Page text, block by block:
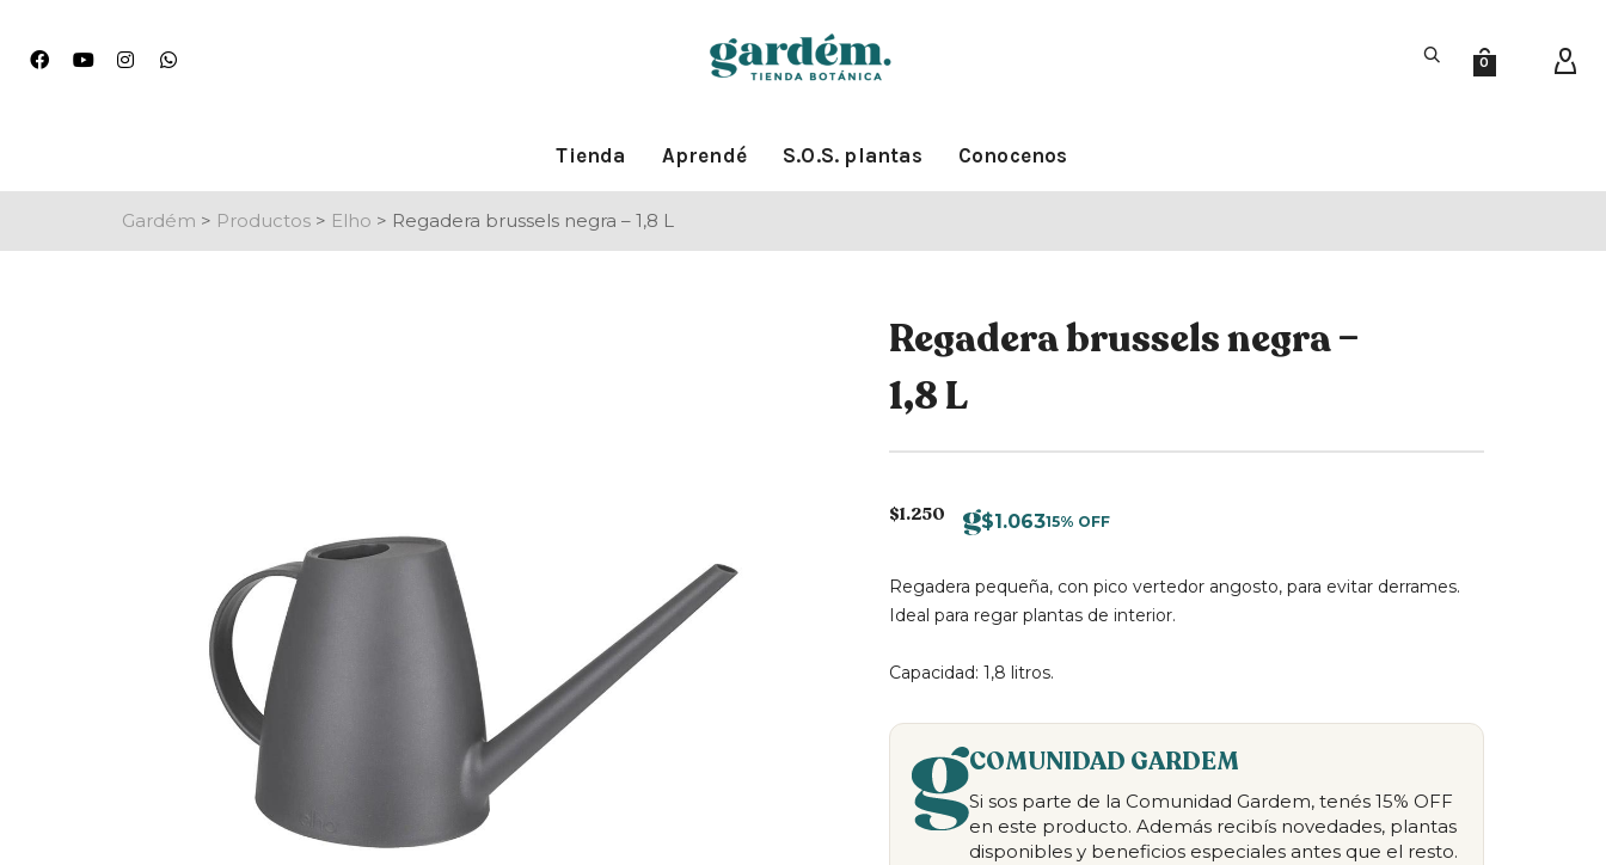
0
Tienda Aprendé S.O.S. plantas Conocenos
Gardém > Productos > Elho > Regadera brussels negra – 1,8 L
Regadera brussels negra –
1,8 L
$1.250 $1.06315% OFF
Regadera pequeña, con pico vertedor angosto, para evitar derrames.
Ideal para regar plantas de interior.
Capacidad: 1,8 litros.
COMUNIDAD GARDEM
Si sos parte de la Comunidad Gardem, tenés 15% OFF
en este producto. Además recibís novedades, plantas
disponibles y beneficios especiales antes que el resto.